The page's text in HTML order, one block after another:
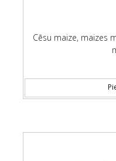
Cēsu maize, maizes